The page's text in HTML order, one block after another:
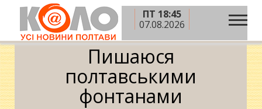
ПТ 18:45
07.08.2026
Головна » Блоги » Чубенко Віктор
Пишаюся
полтавськими фонтанами
Пишаюся
полтавськими
фонтанами